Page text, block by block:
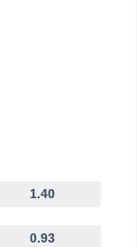
1.40
0.93